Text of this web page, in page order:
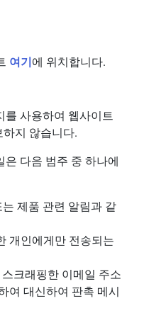
여기에 위치합니다.
를 사용하여 웹사이트
지 않습니다.
다음 범주 중 하나에
제품 관련 알림과 같
개인에게만 전송되는
크래핑한 이메일 주소
여 대신하여 판촉 메시